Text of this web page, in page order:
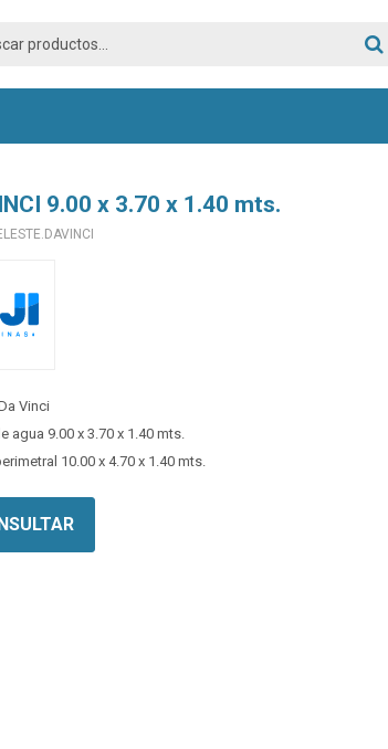
9.00 x 3.70 x 1.40 mts.
Vinci
agua 9.00 x 3.70 x 1.40 mts.
10.00 x 4.70 x 1.40 mts.